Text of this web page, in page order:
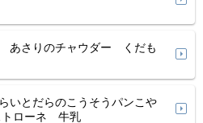
さりのチャウダー くだも
とだらのこうそうパンこや
ローネ 牛乳